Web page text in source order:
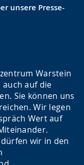
unsere Presse-
Warstein
auch auf die
Sie können uns
Wir legen
Wert auf
wir in den